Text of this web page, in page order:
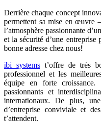
Derrière chaque concept
permettent sa mise en œuvre
l’atmosphère passionnante
et la sécurité d’une
bonne adresse chez nous!
ibi systems t’offre de très
professionnel et les
équipe en forte
passionnants et
internationaux. De plus,
d’entreprise conviviale et
t’attendent.